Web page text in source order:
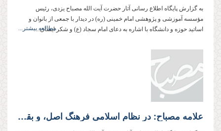
به گزارش پایگاه اطلاع رسانی آثار حضرت آیت الله مصباح یزدی، رئیس
مؤسسه آموزشی و پژوهشی امام خمینی (ره) در دیدار با جمعی از بانوان و
اساتید حوزه و دانشگاه با اشاره به دعای امام سجاد (ع) و شکر ایشان...
مطالعه بیشتر...
علامه مصباح: در نظام اسلامی فرهنگ اصل، و بقیه امور فرع هستند